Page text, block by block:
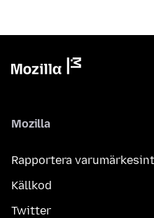
Mozilla
Rapportera
Källkod
Twitter